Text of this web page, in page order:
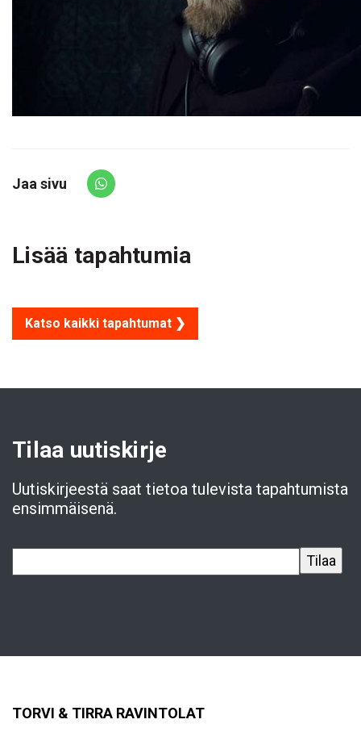
Jaa sivu
Share via Whatsapp
Lisää tapahtumia
Katso kaikki tapahtumat ❯
Tilaa uutiskirje
Uutiskirjeestä saat tietoa tulevista tapahtumista
ensimmäisenä.
TORVI & TIRRA RAVINTOLAT